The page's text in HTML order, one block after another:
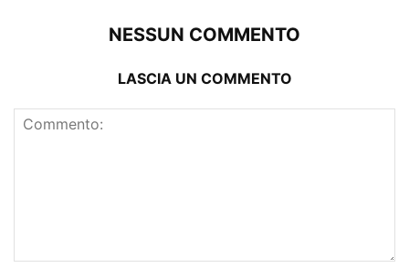
NESSUN COMMENTO
LASCIA UN COMMENTO